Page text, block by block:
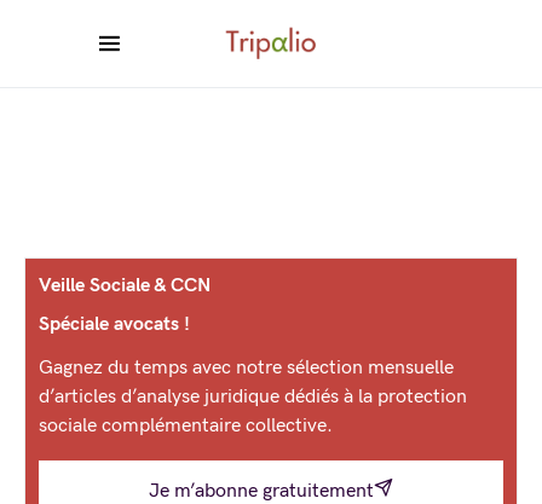
Veille Sociale & CCN
Spéciale avocats !
Gagnez du temps avec notre sélection mensuelle
d’articles d’analyse juridique dédiés à la protection
sociale complémentaire collective.
Je m’abonne gratuitement